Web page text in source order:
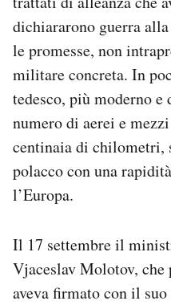
dichiararono guerra
le promesse, non
militare concreta. In
tedesco, più moderno
numero di aerei e
centinaia di chilometri,
polacco con una
l’Europa.
Il 17 settembre il
Vjaceslav Molotov, che
aveva firmato con il